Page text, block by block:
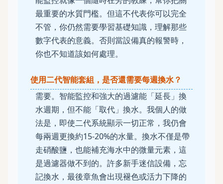
最重要的水質門檻。但這不代表你可以完全
不管，你仍然需要學習基礎知識，理解那些
數字代表的意義。否則當設備真的報警時，
你也不知道該如何處理。
使用二代智能套組，是否還需要每週換水？
需要。智能監控和強大的過濾能「延長」換
水週期，但不能「取代」換水。我個人的做
法是，即使二代系統顯示一切正常，我仍會
每兩週更換約15-20%的水量。換水不僅是帶
走硝酸鹽，也能補充海水中的微量元素，這
是過濾器做不到的。許多新手迷信設備，忘
記換水，最後章魚會出現褪色或活力下降的